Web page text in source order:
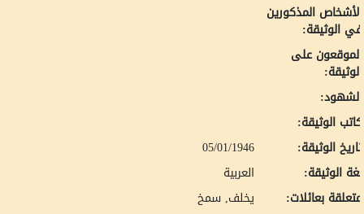
المذكورين
الوثيقة:
على
الوثيقة:
الوثيقة:
05/01/1946
الوثيقة:
العربية
بعائلات:
يخلف, سمخ